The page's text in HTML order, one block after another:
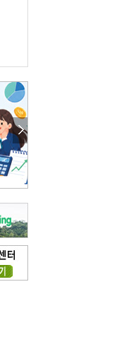
‘스파이더맨’ 개봉 5일 만에 300만 돌풍…박스오피스·예매율 동시 1위
‘호프’ 개봉 11일 만에 관객 300만…‘스파이더맨’ 예매율 68.8% 1위
입추 지났는데도 덥다며 신유안에게 보낸 박규수의 편지